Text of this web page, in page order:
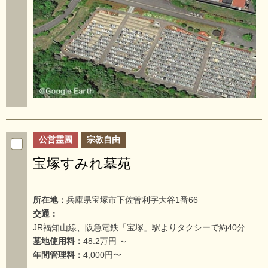
公営霊園 宗教自由
宝塚すみれ墓苑
所在地： 兵庫県宝塚市下佐曽利字大谷1番66
交通：
JR福知山線、阪急電鉄「宝塚」駅よりタクシーで約40分
墓地使用料： 48.2万円 ～
年間管理料： 4,000円〜